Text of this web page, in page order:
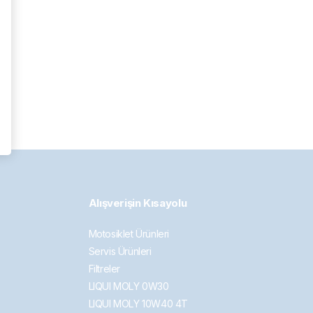
Alışverişin Kısayolu
Motosiklet Ürünleri
Servis Ürünleri
Filtreler
LIQUI MOLY 0W30
LIQUI MOLY 10W40 4T